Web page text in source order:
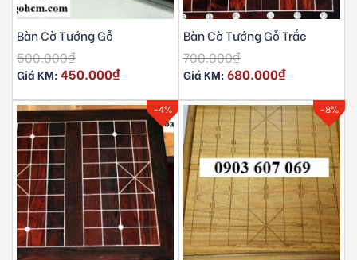
Bàn Cờ Tướng Gỗ
500.000₫
Giá KM: 450.000₫
Bàn Cờ Tướng Gỗ Trắc
700.000₫
Giá KM: 680.000₫
-4% -8%